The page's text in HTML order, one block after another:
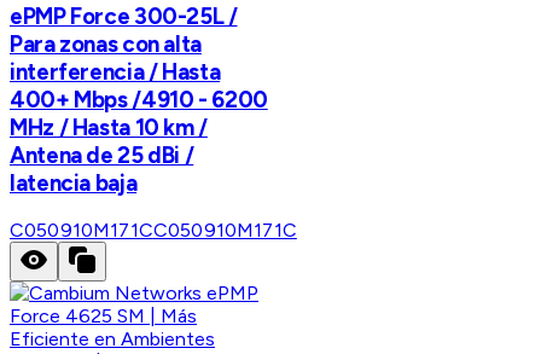
ePMP Force 300-25L /
Para zonas con alta
interferencia / Hasta
400+ Mbps /4910 - 6200
MHz / Hasta 10 km /
Antena de 25 dBi /
latencia baja
C050910M171CC050910M171C